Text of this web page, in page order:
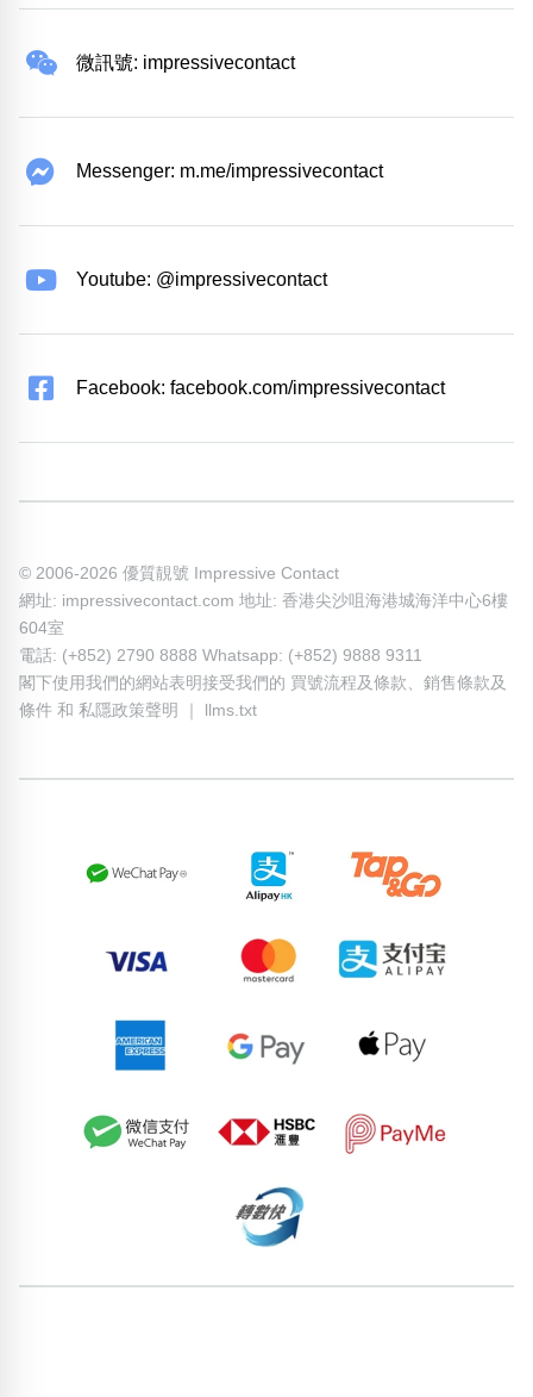
微訊號: impressivecontact
Messenger: m.me/impressivecontact
Youtube: @impressivecontact
Facebook: facebook.com/impressivecontact
© 2006-2026 優質靚號 Impressive Contact
網址: impressivecontact.com 地址: 香港尖沙咀海港城海洋中心6樓
604室
電話: (+852) 2790 8888 Whatsapp: (+852) 9888 9311
閣下使用我們的網站表明接受我們的 買號流程及條款
銷售條款及
條件 和 私隱政策聲明 llms.txt